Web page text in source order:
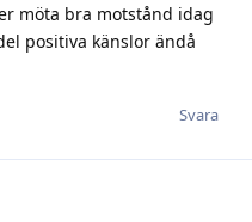
möta bra motstånd idag
positiva känslor ändå
Svara